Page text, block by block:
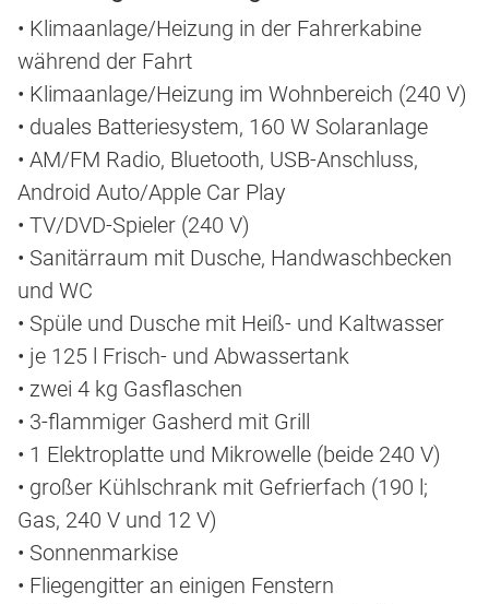
• Klimaanlage/Heizung in der Fahrerkabine
während der Fahrt
• Klimaanlage/Heizung im Wohnbereich (240 V)
• duales Batteriesystem, 160 W Solaranlage
• AM/FM Radio, Bluetooth, USB-Anschluss,
Android Auto/Apple Car Play
• TV/DVD-Spieler (240 V)
• Sanitärraum mit Dusche, Handwaschbecken
und WC
• Spüle und Dusche mit Heiß- und Kaltwasser
• je 125 l Frisch- und Abwassertank
• zwei 4 kg Gasflaschen
• 3-flammiger Gasherd mit Grill
• 1 Elektroplatte und Mikrowelle (beide 240 V)
• großer Kühlschrank mit Gefrierfach (190 l;
Gas, 240 V und 12 V)
• Sonnenmarkise
• Fliegengitter an einigen Fenstern